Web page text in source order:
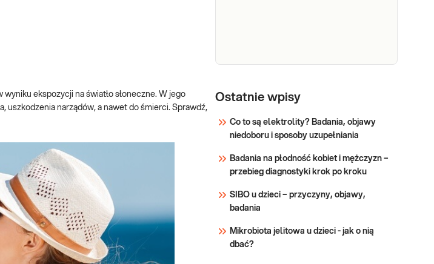
ekspozycji na światło słoneczne. W jego
uszkodzenia narządów, a nawet do śmierci. Sprawdź,
krwi
Podstawowe badanie krwi
krwinek: czerwonych, białych
(w 5 frakcjach) oraz płytek
infekcji, stanów zapalnych,
niedokrwistości i innych
diagnosty
Sprawdź
Ostatnie wpisy
Co to są elektrolity? Badania, objawy
niedoboru i sposoby uzupełniania
Badania na płodność kobiet i mężczyzn –
przebieg diagnostyki krok po kroku
SIBO u dzieci – przyczyny, objawy,
badania
Mikrobiota jelitowa u dzieci - jak o nią
dbać?